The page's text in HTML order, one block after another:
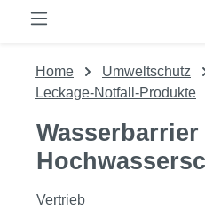
Home
Umweltschutz
Leckage-Notfall-Produkte
Wasserbarrier
Vertrieb